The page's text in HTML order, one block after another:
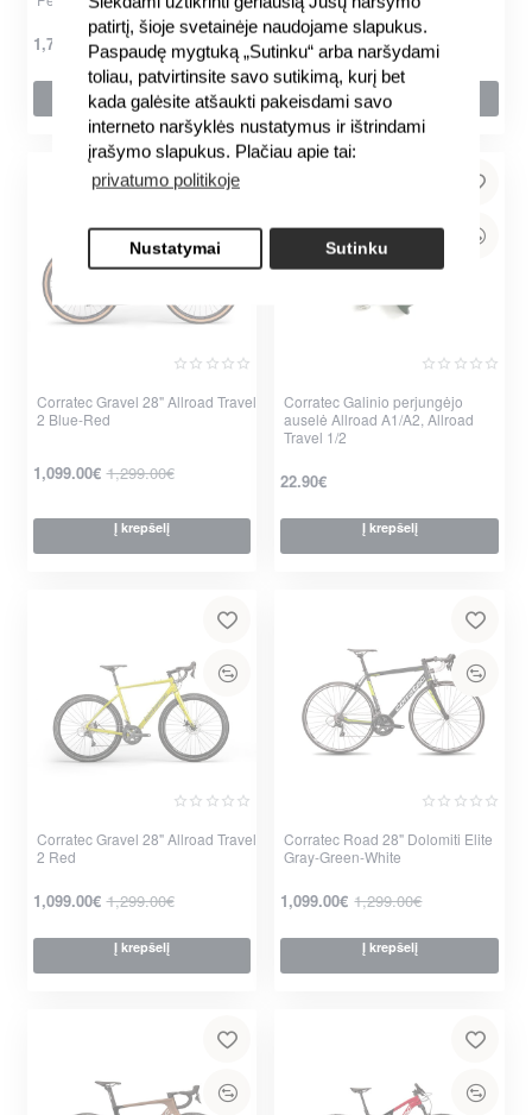
patirtį, šioje svetainėje naudojame slapukus.
Paspaudę mygtuką „Sutinku“ arba naršydami
toliau, patvirtinsite savo sutikimą, kurį bet
kada galėsite atšaukti pakeisdami savo
interneto naršyklės nustatymus ir ištrindami
įrašymo slapukus. Plačiau apie tai:
privatumo politikoje
Nustatymai Sutinku
per 2-3 d.
-20%
1,759.20€ 2,199.00€
Į krepšelį
per 2-3 d.
-10%
1,709.10€ 1,899.00€
Į krepšelį
-15%
Corratec Gravel 28" Allroad Travel
2 Blue-Red
1,099.00€ 1,299.00€
Į krepšelį
Nauja
Corratec Galinio perjungėjo
auselė Allroad A1/A2, Allroad
Travel 1/2
22.90€
Į krepšelį
-15%
Corratec Gravel 28" Allroad Travel
2 Red
1,099.00€ 1,299.00€
Į krepšelį
-15%
Corratec Road 28" Dolomiti Elite
Gray-Green-White
1,099.00€ 1,299.00€
Į krepšelį